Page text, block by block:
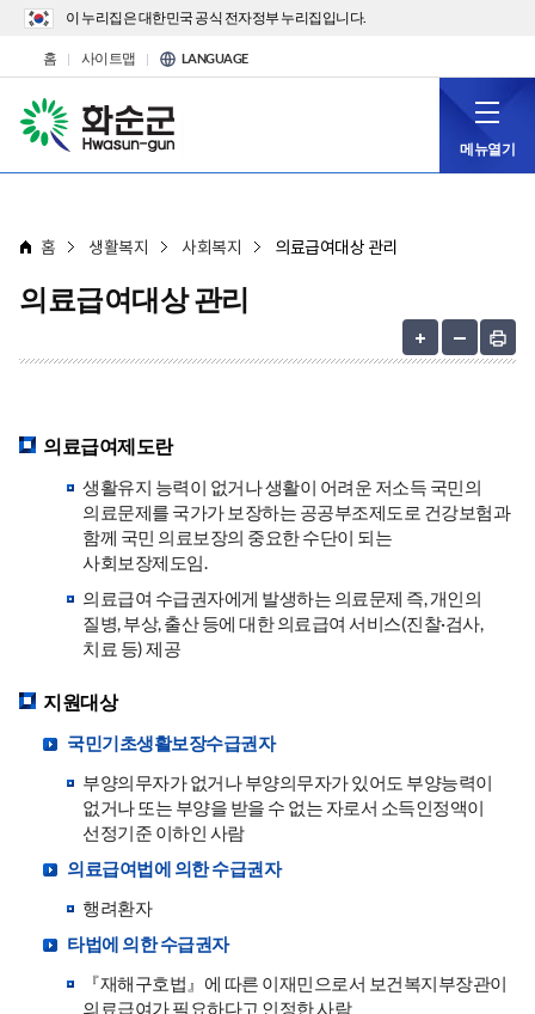
이 누리집은 대한민국 공식 전자정부 누리집입니다.
홈 사이트맵 LANGUAGE
메뉴열기
홈 생활복지 사회복지 의료급여대상 관리
의료급여대상 관리
의료급여제도란
생활유지 능력이 없거나 생활이 어려운 저소득 국민의
의료문제를 국가가 보장하는 공공부조제도로 건강보험과
함께 국민 의료보장의 중요한 수단이 되는
사회보장제도임.
의료급여 수급권자에게 발생하는 의료문제 즉, 개인의
질병, 부상, 출산 등에 대한 의료급여 서비스(진찰·검사,
치료 등) 제공
지원대상
국민기초생활보장수급권자
부양의무자가 없거나 부양의무자가 있어도 부양능력이
없거나 또는 부양을 받을 수 없는 자로서 소득인정액이
선정기준 이하인 사람
의료급여법에 의한 수급권자
행려환자
타법에 의한 수급권자
『재해구호법』에 따른 이재민으로서 보건복지부장관이
의료급여가 필요하다고 인정한 사람